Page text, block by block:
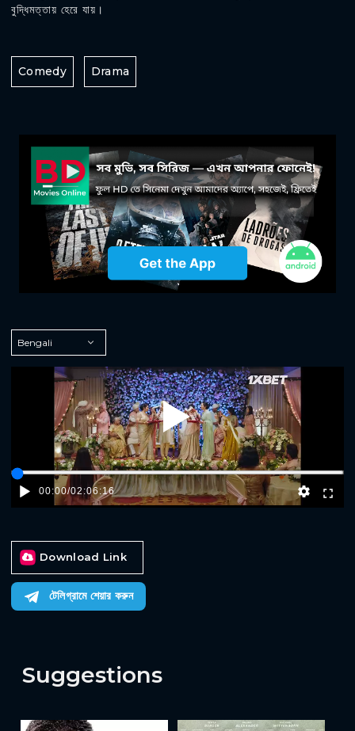
বুদ্ধিমত্তায় হেরে যায়।
Comedy Drama
Play
00:00/02:06:16
Download Link
টেলিগ্রামে শেয়ার করুন
Suggestions